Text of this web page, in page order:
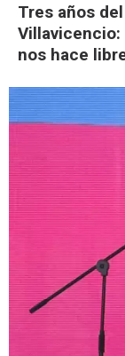
Tres años
Villavicencio:
nos hace